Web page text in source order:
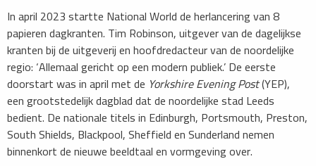
In april 2023 startte National World de herlancering van 8
papieren dagkranten. Tim Robinson, uitgever van de dagelijkse
kranten bij de uitgeverij en hoofdredacteur van de noordelijke
regio: ‘Allemaal gericht op een modern publiek.’ De eerste
doorstart was in april met de Yorkshire Evening Post(YEP),
een grootstedelijk dagblad dat de noordelijke stad Leeds
bedient. De nationale titels in Edinburgh, Portsmouth, Preston,
South Shields, Blackpool, Sheffield en Sunderland nemen
binnenkort de nieuwe beeldtaal en vormgeving over.